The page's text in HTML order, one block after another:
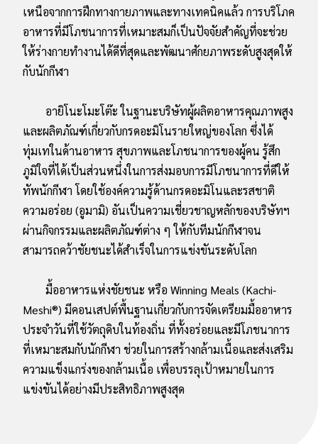
เหนือจากการฝึกทางกายภาพและทางเทคนิคแล้ว การบริโภค
อาหารที่มีโภชนาการที่เหมาะสมก็เป็นปัจจัยสำคัญที่จะช่วย
ให้ร่างกายทำงานได้ดีที่สุดและพัฒนาศักยภาพระดับสูงสุดให้
กับนักกีฬา
อายิโนะโมะโต๊ะ ในฐานะบริษัทผู้ผลิตอาหารคุณภาพสูง
และผลิตภัณฑ์เกี่ยวกับกรดอะมิโนรายใหญ่ของโลก ซึ่งได้
ทุ่มเทในด้านอาหาร สุขภาพและโภชนาการของผู้คน รู้สึก
ภูมิใจที่ได้เป็นส่วนหนึ่งในการส่งมอบการมีโภชนาการที่ดีให้
ทัพนักกีฬา โดยใช้องค์ความรู้ด้านกรดอะมิโนและรสชาติ
ความอร่อย (อูมามิ) อันเป็นความเชี่ยวชาญหลักของบริษัทฯ
ผ่านกิจกรรมและผลิตภัณฑ์ต่าง ๆ ให้กับทีมนักกีฬาจน
สามารถคว้าชัยชนะได้สำเร็จในการแข่งขันระดับโลก
มื้ออาหารแห่งชัยชนะ หรือ Winning Meals (Kachi-
Meshi®) มีคอนเสปต์พื้นฐานเกี่ยวกับการจัดเตรียมมื้ออาหาร
ประจำวันที่ใช้วัตถุดิบในท้องถิ่น ที่ทั้งอร่อยและมีโภชนาการ
ที่เหมาะสมกับนักกีฬา ช่วยในการสร้างกล้ามเนื้อและส่งเสริม
ความแข็งแกร่งของกล้ามเนื้อ เพื่อบรรลุเป้าหมายในการ
แข่งขันได้อย่างมีประสิทธิภาพสูงสุด